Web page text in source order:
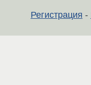
Регистрация -